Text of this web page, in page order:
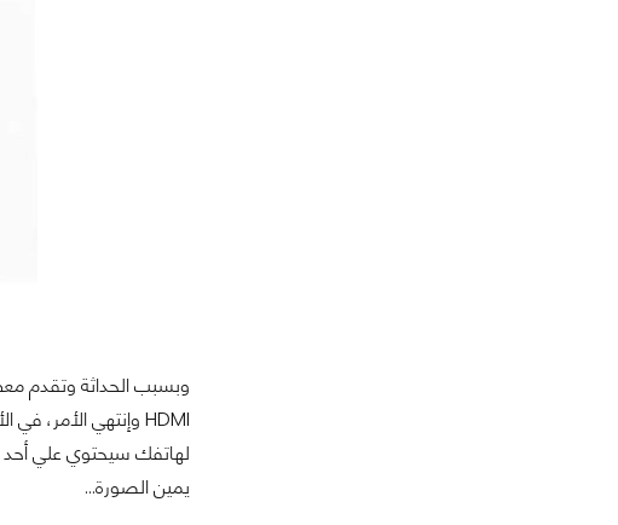
يمين الصورة...